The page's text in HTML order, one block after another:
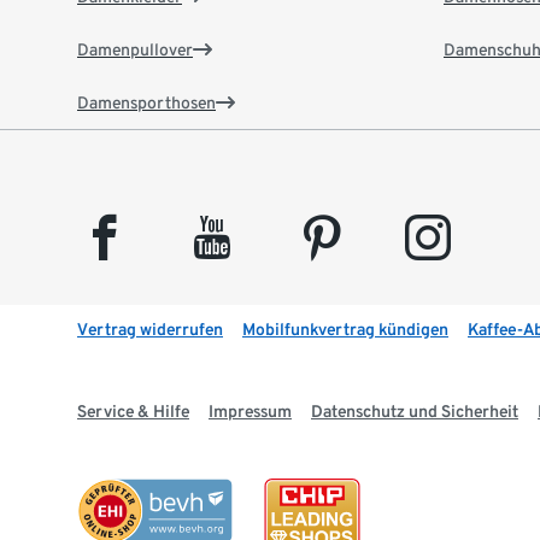
Damenpullover
Damensporthosen
facebook youtube pinterest instagram
Vertrag widerrufen Mobilfunkvertrag kündigen Kaffee-
Service & Hilfe Impressum Datenschutz und Sicherheit